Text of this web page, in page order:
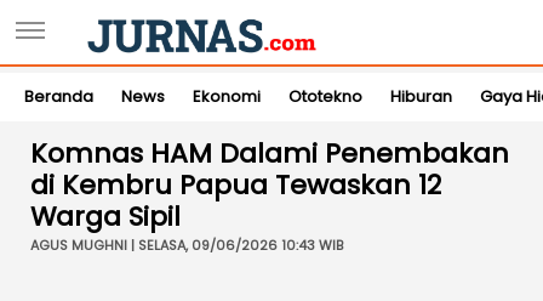
Beranda News Ekonomi Ototekno Hiburan Gaya
Komnas HAM Dalami Penembakan
di Kembru Papua Tewaskan 12
Warga Sipil
AGUS MUGHNI | SELASA, 09/06/2026 10:43 WIB